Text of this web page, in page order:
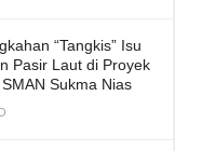
“Tangkis” Isu
Pasir Laut di Proyek
Sukma Nias